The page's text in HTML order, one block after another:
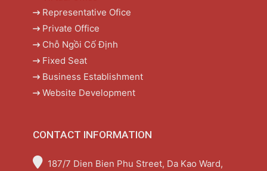
Representative Ofice
Private Office
Chỗ Ngồi Cố Định
Fixed Seat
Business Establishment
Website Development
CONTACT INFORMATION
187/7 Dien Bien Phu Street, Da Kao Ward,